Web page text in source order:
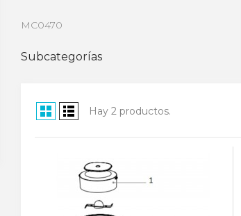
MC0470
Subcategorías
Hay 2 productos.